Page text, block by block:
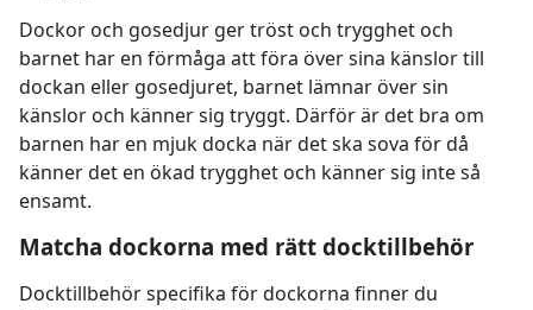
Dockor och gosedjur ger tröst och trygghet och
barnet har en förmåga att föra över sina känslor till
dockan eller gosedjuret, barnet lämnar över sin
känslor och känner sig tryggt. Därför är det bra om
barnen har en mjuk docka när det ska sova för då
känner det en ökad trygghet och känner sig inte så
ensamt.
Matcha dockorna med rätt docktillbehör
Docktillbehör specifika för dockorna finner du